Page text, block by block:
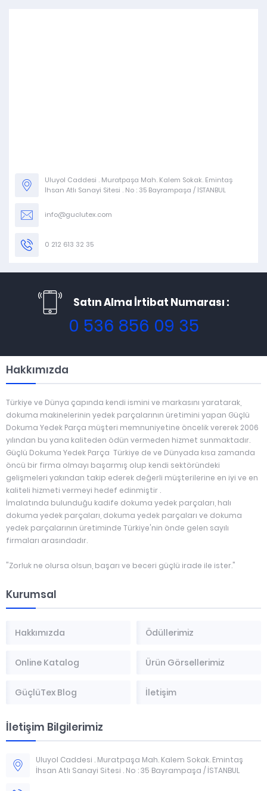
Uluyol Caddesi . Muratpaşa Mah. Kalem Sokak. Emintaş
İhsan Atlı Sanayi Sitesi . No : 35 Bayrampaşa / İSTANBUL
info@guclutex.com
0 212 613 32 35
Satın Alma İrtibat Numarası :
0 536 856 09 35
Hakkımızda
Türkiye ve Dünya çapında kendi ismini ve markasını yaratarak,
dokuma makinelerinin yedek parçalarının üretimini yapan Güçlü
Dokuma Yedek Parça müşteri memnuniyetine öncelik vererek 2006
yılından bu yana kaliteden ödün vermeden hizmet sunmaktadır.
Güçlü Dokuma Yedek Parça Türkiye de ve Dünyada kısa zamanda
öncü bir firma olmayı başarmış olup kendi sektöründeki
gelişmeleri yakından takip ederek değerli müşterilerine en iyi ve en
kaliteli hizmeti vermeyi hedef edinmiştir .
İmalatında bulunduğu kadife dokuma yedek parçaları, halı
dokuma yedek parçaları, dokuma yedek parçaları ve dokuma
yedek parçalarının üretiminde Türkiye'nin önde gelen sayılı
firmaları arasındadır.
"Zorluk ne olursa olsun, başarı ve beceri güçlü irade ile ister."
Kurumsal
Hakkımızda Ödüllerimiz
Online Katalog Ürün Görsellerimiz
GüçlüTex Blog İletişim
İletişim Bilgilerimiz
Uluyol Caddesi . Muratpaşa Mah. Kalem Sokak. Emintaş
İhsan Atlı Sanayi Sitesi . No : 35 Bayrampaşa / İSTANBUL